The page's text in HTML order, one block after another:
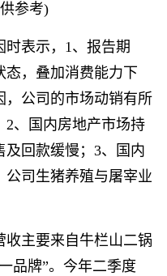
参考)
表示，1、报告期
态，叠加消费能力下
，公司的市场动销有所
2、国内房地产市场持
回款缓慢；3、国内
公司生猪养殖与屠宰业
收主要来自牛栏山二锅
品牌”。今年二季度